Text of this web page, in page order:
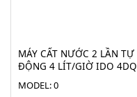
MÁY CẤT NƯỚC 2 LẦN TỰ
ĐỘNG 4 LÍT/GIỜ IDO 4DQ
MODEL: 0